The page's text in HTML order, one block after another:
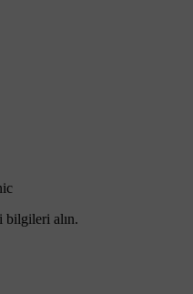
bilgileri alın.